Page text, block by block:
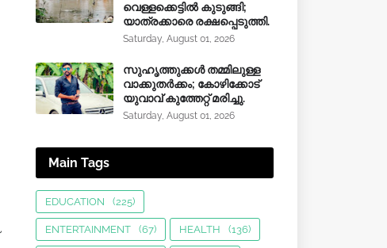
വെള്ളക്കെട്ടിൽ കുടുങ്ങി;
യാത്രക്കാരെ രക്ഷപ്പെടുത്തി.
Saturday, August 01, 2026
സുഹൃത്തുക്കൾ തമ്മിലുള്ള
വാക്കുതർക്കം; കോഴിക്കോട്
യുവാവ് കുത്തേറ്റ് മരിച്ചു.
Saturday, August 01, 2026
Main Tags
EDUCATION (225)
ENTERTAINMENT (67) HEALTH (136)